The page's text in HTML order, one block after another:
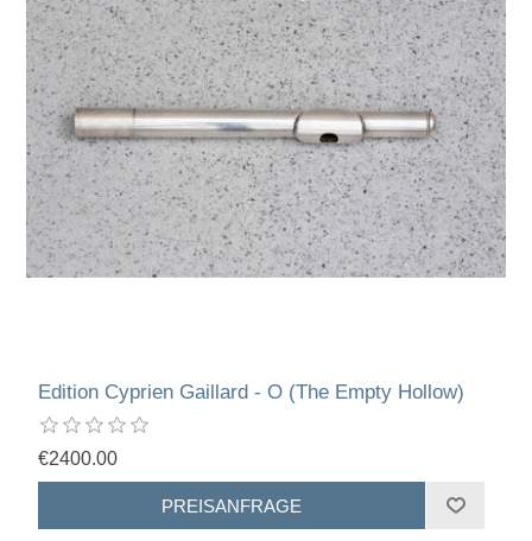
Edition Cyprien Gaillard - O (The Empty Hollow)
€2400.00